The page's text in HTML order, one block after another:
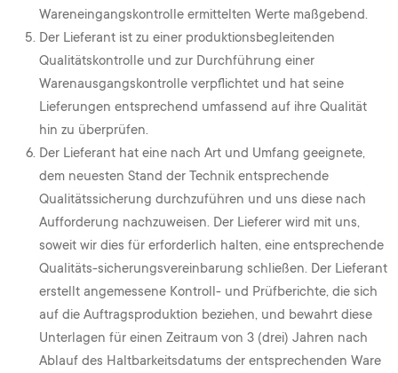
Wareneingangskontrolle ermittelten Werte maßgebend.
Der Lieferant ist zu einer produktionsbegleitenden
Qualitätskontrolle und zur Durchführung einer
Warenausgangskontrolle verpflichtet und hat seine
Lieferungen entsprechend umfassend auf ihre Qualität
hin zu überprüfen.
Der Lieferant hat eine nach Art und Umfang geeignete,
dem neuesten Stand der Technik entsprechende
Qualitätssicherung durchzuführen und uns diese nach
Aufforderung nachzuweisen. Der Lieferer wird mit uns,
soweit wir dies für erforderlich halten, eine entsprechende
Qualitäts-sicherungsvereinbarung schließen. Der Lieferant
erstellt angemessene Kontroll- und Prüfberichte, die sich
auf die Auftragsproduktion beziehen, und bewahrt diese
Unterlagen für einen Zeitraum von 3 (drei) Jahren nach
Ablauf des Haltbarkeitsdatums der entsprechenden Ware